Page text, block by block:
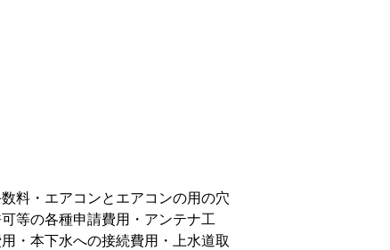
料・エアコンとエアコンの用の穴
等の各種申請費用・アンテナ工
・本下水への接続費用・上水道取